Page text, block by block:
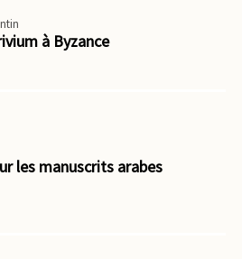
à Byzance
les manuscrits arabes